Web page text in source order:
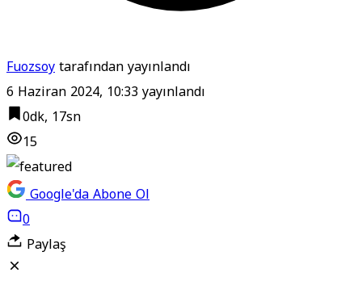
Fuozsoytarafından yayınlandı
6 Haziran 2024, 10:33yayınlandı
0dk, 17sn
15
Google'da Abone Ol
0
Paylaş